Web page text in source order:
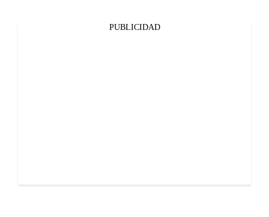
PUBLICIDAD